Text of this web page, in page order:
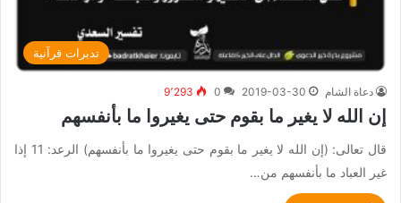
تدبرات قرآنية
دعاة الشام 2019-03-30
0 9٬293
إن الله لا يغير ما بقوم حتى يغيروا ما بأنفسهم
قال تعالى: (إن الله لا يغير ما بقوم حتى يغيروا ما بأنفسهم) الرعد: 11 إذا
غير العباد ما بأنفسهم من…